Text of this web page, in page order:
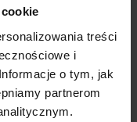
treści
i
o tym, jak
partnerom
się każdym